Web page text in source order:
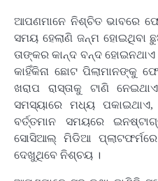
ଆପଣମାନେ ନିଶ୍ଚିତ ଭାବରେ
ସମୟ ହେଲାଣି ଜନ୍ମ ହୋଇଥିବା
ତାଙ୍କର କାନ୍ଦ ବନ୍ଦ
କାହିଁକିନା ଛୋଟ ପିଲାମାନଙ୍କୁ
ଖରାପ ରାସ୍ତାକୁ ଟାଣି
ସମସ୍ୟାରେ ମଧ୍ୟ
ବର୍ତ୍ତମାନ ସମୟରେ
ସୋସିଆଲ୍ ମିଡିଆ
ଦେଖୁଥିବେ ନିଶ୍ଚୟ ।